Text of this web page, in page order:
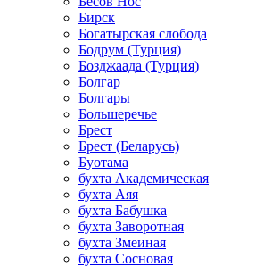
Бирск
Богатырская слобода
Бодрум (Турция)
Бозджаада (Турция)
Болгар
Болгары
Большеречье
Брест
Брест (Беларусь)
Буотама
бухта Академическая
бухта Аяя
бухта Бабушка
бухта Заворотная
бухта Змеиная
бухта Сосновая